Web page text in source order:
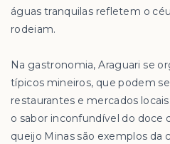
águas tranquilas refletem o
rodeiam.
Na gastronomia, Araguari se
típicos mineiros, que podem
restaurantes e mercados
o sabor inconfundível do doce
queijo Minas são exemplos da